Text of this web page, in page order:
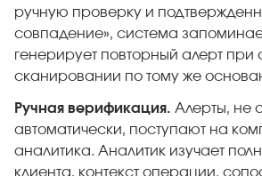
ручную проверку и
совпадение», система
генерирует повторный алерт
сканировании по тому же
Ручная верификация. Алерты, не
автоматически, поступают на
аналитика. Аналитик изучает
клиента, контекст операции,